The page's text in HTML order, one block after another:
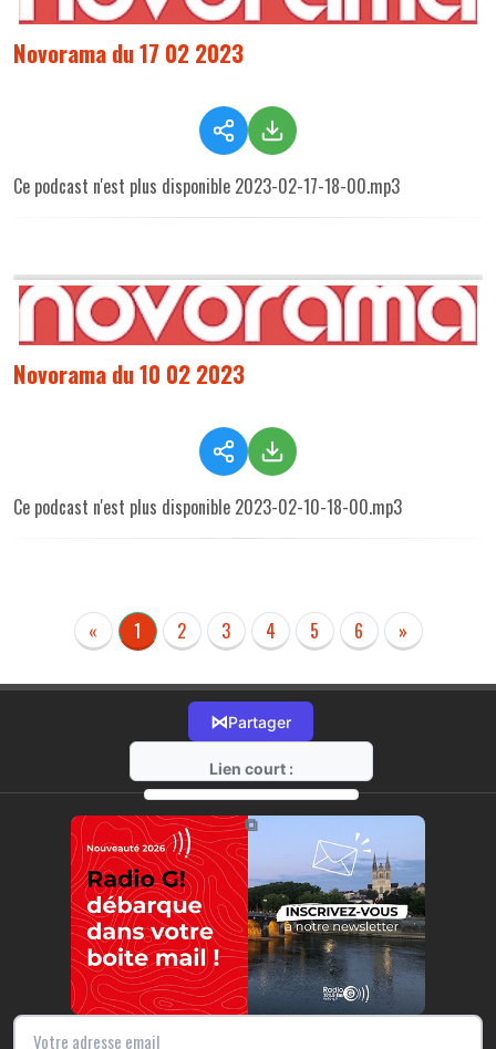
Novorama du 17 02 2023
Ce podcast n'est plus disponible 2023-02-17-18-00.mp3
Novorama du 10 02 2023
Ce podcast n'est plus disponible 2023-02-10-18-00.mp3
« 1 2 3 4 5 6 »
⋈Partager
Lien court :
https://radio-g.fr?r67
⧉